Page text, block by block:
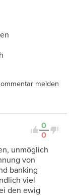
melden
0
0
unmöglich
von
banking
viel
den ewig